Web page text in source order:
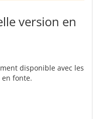
version en
disponible avec les
en fonte.